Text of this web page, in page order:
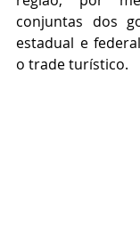
conjuntas dos
estadual e
o trade turístico.